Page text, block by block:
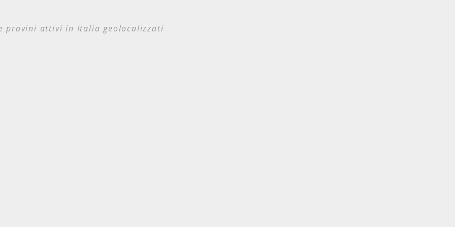
provini attivi in Italia geolocalizzati